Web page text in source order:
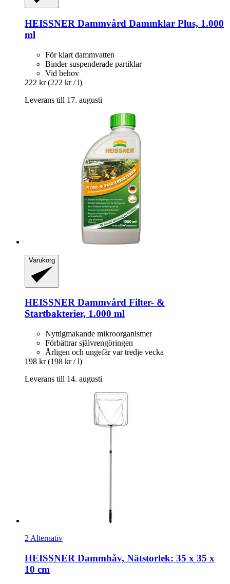
HEISSNER Dammvård Dammklar Plus, 1.000
ml
För klart dammvatten
Binder suspenderade partiklar
Vid behov
222 kr (222 kr / l)
Leverans till 17. augusti
Varukorg
HEISSNER Dammvård Filter-​ &
Startbakterier, 1.000 ml
Nyttigmakande mikroorganismer
Förbättrar självrengöringen
Årligen och ungefär var tredje vecka
198 kr (198 kr / l)
Leverans till 14. augusti
2 Alternativ
HEISSNER Dammhåv, Nätstorlek: 35 x 35 x
10 cm